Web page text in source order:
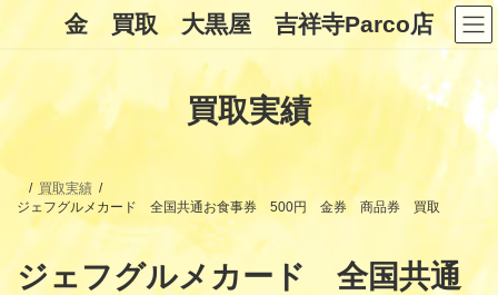
ン
キ
ッ
ー
に
移
金 買取 大黒屋 吉祥寺Parco店
買取実績
買取実績
ジェフグルメカード 全国共通お食事券 500円 金券 商品券 買取
ジェフグルメカード 全国共通